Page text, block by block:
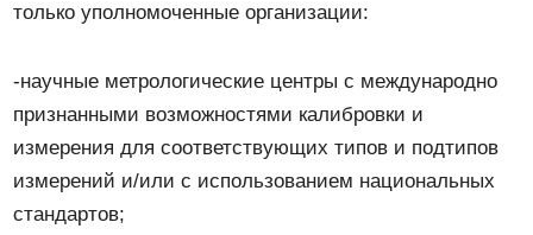
только уполномоченные организации:
-научные метрологические центры с международно
признанными возможностями калибровки и
измерения для соответствующих типов и подтипов
измерений и/или с использованием национальных
стандартов;